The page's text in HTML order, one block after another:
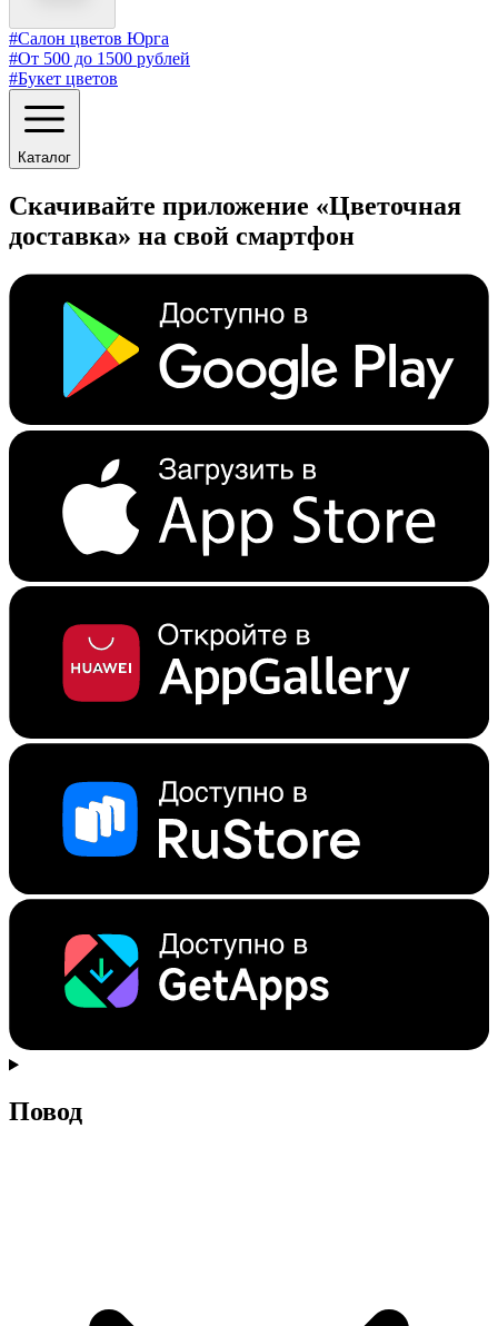
#Салон цветов Юрга
#От 500 до 1500 рублей
#Букет цветов
Каталог
Скачивайте приложение «Цветочная
доставка» на свой смартфон
Повод